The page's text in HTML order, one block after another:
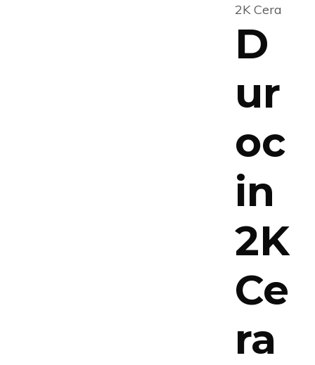
2K Cera
D
ur
oc
in
2K
Ce
ra